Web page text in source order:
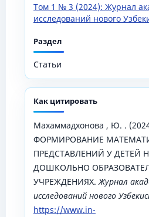
Том 1 № 3 (2024): Журнал
исследований нового
Раздел
Статьи
Как цитировать
Махаммадхонова , Ю. .
ФОРМИРОВАНИЕ
ПРЕДСТАВЛЕНИЙ У ДЕТЕЙ
ДОШКОЛЬНО
УЧРЕЖДЕНИЯХ.Журнал
исследований нового
https://www.in-